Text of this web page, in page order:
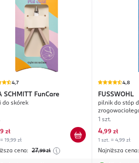
4,7
SCHMITT FunCare
do skórek
zł
19,99 zł
cena: 27,99 zł
4,8
FUSSWOHL
pilnik do stóp
rodzaje
1 szt.
4,99 zł
1 szt. = 4,99 zł
Najniższa cena: